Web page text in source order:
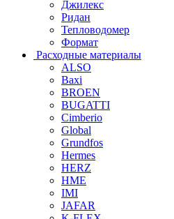
Джилекс
Ридан
Тепловодомер
Формат
Расходные материалы
ALSO
Baxi
BROEN
BUGATTI
Cimberio
Global
Grundfos
Hermes
HERZ
HME
IMI
JAFAR